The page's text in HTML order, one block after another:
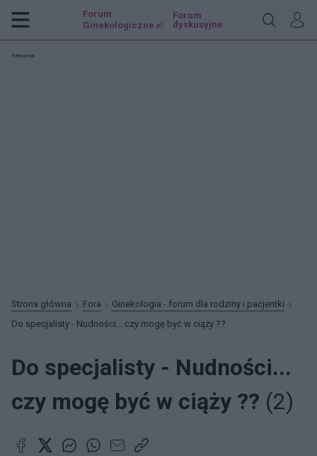
Forum
Ginekologiczne .pl
Forum
dyskusyjne
Reklama:
Strona główna Fora
Ginekologia - forum dla rodziny i pacjentki
Do specjalisty - Nudności... czy mogę być w ciąży ??
Do specjalisty - Nudności...
czy mogę być w ciąży ?? (2)